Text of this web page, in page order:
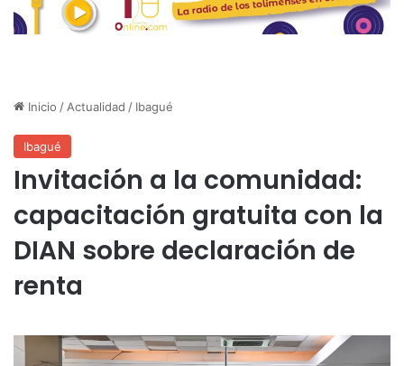
Inicio / Actualidad / Ibagué
Ibagué
Invitación a la comunidad:
capacitación gratuita con la
DIAN sobre declaración de
renta